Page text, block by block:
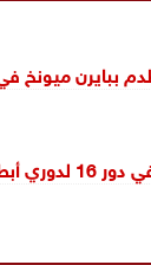
ببايرن ميونخ في
نتائج القرعة